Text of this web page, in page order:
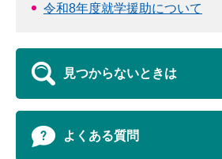
令和8年度就学援助について
見つからないときは
よくある質問